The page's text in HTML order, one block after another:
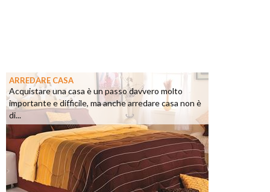
ARREDARE CASA
Acquistare una casa è un passo davvero molto
importante e difficile, ma anche arredare casa non è
di...